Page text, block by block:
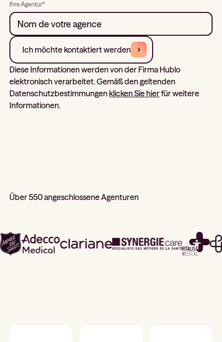
Ihre Agentur*
Ich möchte kontaktiert werden
Diese Informationen werden von der Firma Hublo
elektronisch verarbeitet. Gemäß den geltenden
Datenschutzbestimmungen klicken Sie hierfür weitere
Informationen.
Über 550 angeschlossene Agenturen